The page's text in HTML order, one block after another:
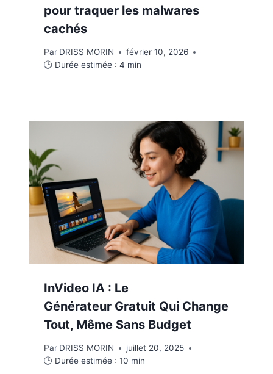
pour traquer les malwares
cachés
Par DRISS MORIN
février 10, 2026
🕒 Durée estimée : 4 min
InVideo IA : Le
Générateur Gratuit Qui Change
Tout, Même Sans Budget
Par DRISS MORIN
juillet 20, 2025
🕒 Durée estimée : 10 min